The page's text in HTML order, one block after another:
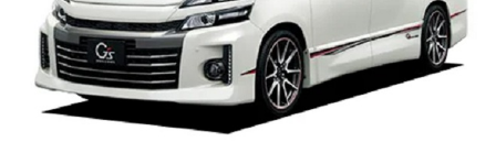
外注
する
しか
ない
2.3